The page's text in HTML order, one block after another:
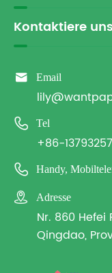
Kontaktiere uns
 Email
 Tel
+86-
 Handy,
 Adresse
Nr. 860 Hefei
Qingdao,